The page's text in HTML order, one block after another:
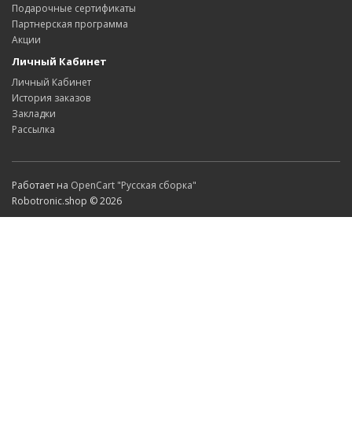
Подарочные сертификаты
Партнерская программа
Акции
Личный Кабинет
Личный Кабинет
История заказов
Закладки
Рассылка
Работает на OpenCart "Русская сборка"
Robotronic.shop © 2026